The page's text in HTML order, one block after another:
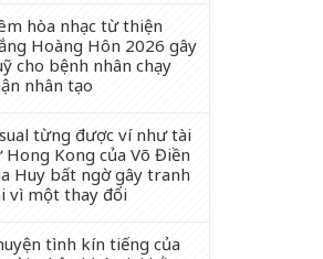
hòa nhạc từ thiện
Hoàng Hôn 2026 gây
cho bệnh nhân chạy
nhân tạo
từng được ví như tài
Hong Kong của Võ Điền
Huy bất ngờ gây tranh
vì một thay đổi
tình kín tiếng của